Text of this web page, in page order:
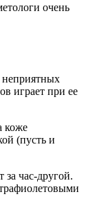
очень
неприятных
играет при ее
коже
(пусть и
час-другой.